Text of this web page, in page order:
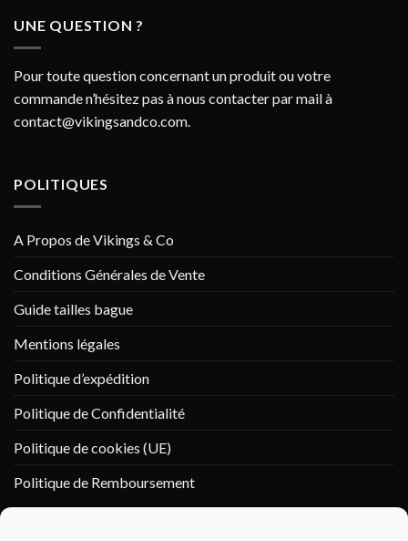
UNE QUESTION ?
Pour toute question concernant un produit ou votre
commande n’hésitez pas à nous contacter par mail à
contact@vikingsandco.com
POLITIQUES
A Propos de Vikings & Co
Conditions Générales de Vente
Guide tailles bague
Mentions légales
Politique d’expédition
Politique de Confidentialité
Politique de cookies (UE)
Politique de Remboursement